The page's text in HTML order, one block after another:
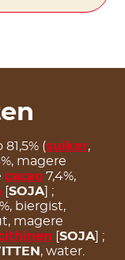
(suiker,
magere
cacao 7,4%,
[SOJA] ;
biergist,
magere
[SOJA] ;
, water.